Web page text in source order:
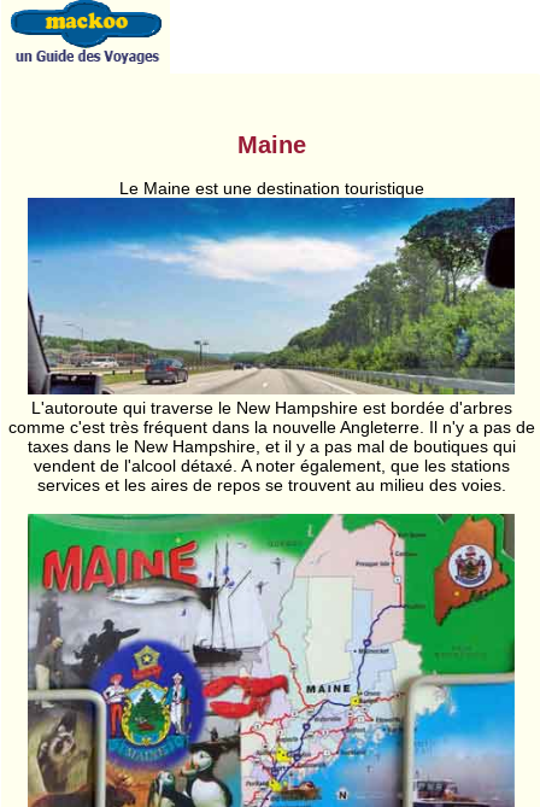
Maine
Le Maine est une destination touristique
L'autoroute qui traverse le New Hampshire est bordée d'arbres
comme c'est très fréquent dans la nouvelle Angleterre. Il n'y a pas de
taxes dans le New Hampshire, et il y a pas mal de boutiques qui
vendent de l'alcool détaxé. A noter également, que les stations
services et les aires de repos se trouvent au milieu des voies.